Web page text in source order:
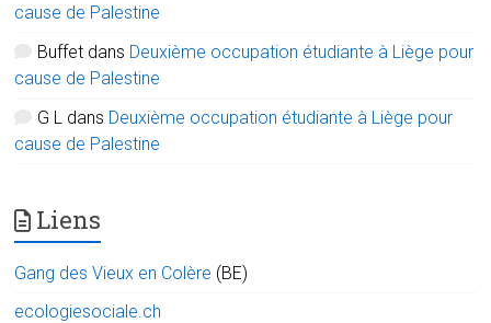
cause de Palestine
Buffet dans Deuxième occupation étudiante à Liège pour
cause de Palestine
G L dans Deuxième occupation étudiante à Liège pour
cause de Palestine
Liens
Gang des Vieux en Colère (BE)
ecologiesociale.ch